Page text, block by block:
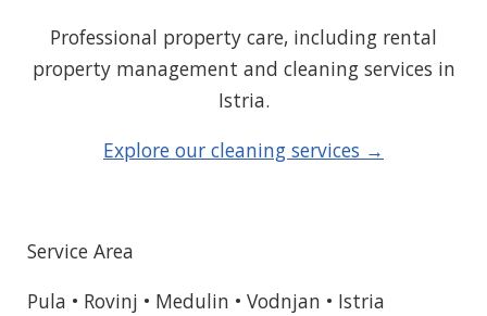
Professional property care, including rental
property management and cleaning services in
Istria.
Explore our cleaning services →
Service Area
Pula • Rovinj • Medulin • Vodnjan • Istria